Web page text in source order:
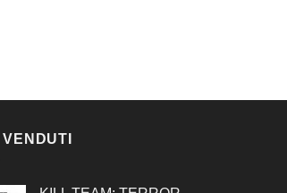
VENDUTI